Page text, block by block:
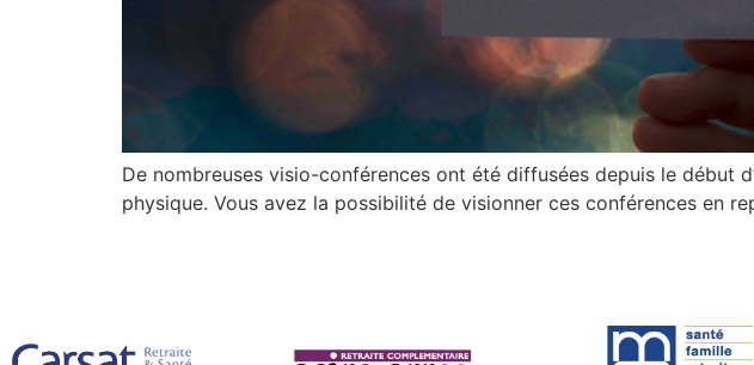
De nombreuses visio-conférences ont été diffusées depuis le début
physique. Vous avez la possibilité de visionner ces conférences en